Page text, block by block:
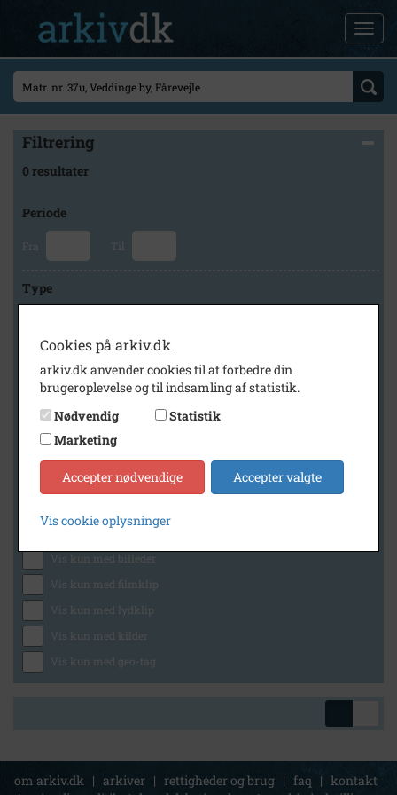
Filtrering
0 resultater
Periode
Fra Til
Type
Arkiv
Odsherred Lokalarkiv
Generelt
Vis kun med billeder
Vis kun med filmklip
Vis kun med lydklip
Vis kun med kilder
Vis kun med geo-tag
om arkiv.dk | arkiver | rettigheder og brug | faq | kontakt
Cookies på arkiv.dk
arkiv.dk anvender cookies til at forbedre din
brugeroplevelse og til indsamling af statistik.
Nødvendig
Statistik
Marketing
Accepter nødvendige Accepter valgte
Vis cookie oplysninger